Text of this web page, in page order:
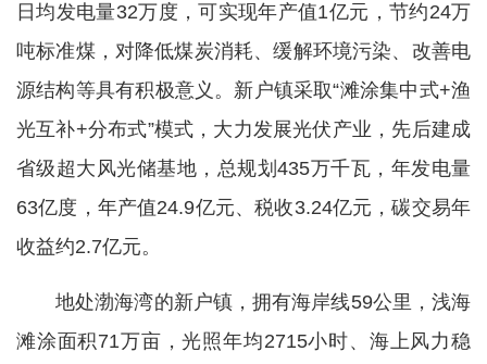
日均发电量32万度，可实现年产值1亿元，节约24万
吨标准煤，对降低煤炭消耗、缓解环境污染、改善电
源结构等具有积极意义。新户镇采取“滩涂集中式+渔
光互补+分布式”模式，大力发展光伏产业，先后建成
省级超大风光储基地，总规划435万千瓦，年发电量
63亿度，年产值24.9亿元、税收3.24亿元，碳交易年
收益约2.7亿元。
地处渤海湾的新户镇，拥有海岸线59公里，浅海
滩涂面积71万亩，光照年均2715小时、海上风力稳